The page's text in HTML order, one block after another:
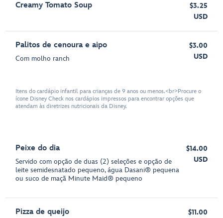
Creamy Tomato Soup
$3.25
USD
Palitos de cenoura e aipo
Com molho ranch
$3.00
USD
Itens do cardápio infantil para crianças de 9 anos ou menos.<br>Procure o
ícone Disney Check nos cardápios impressos para encontrar opções que
atendam às diretrizes nutricionais da Disney.
Peixe do dia
Servido com opção de duas (2) seleções e opção de
leite semidesnatado pequeno, água Dasani® pequena
ou suco de maçã Minute Maid® pequeno
$14.00
USD
Pizza de queijo
$11.00